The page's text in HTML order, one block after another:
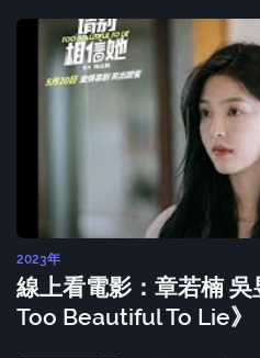
2023年
線上看電影：章若楠
Too Beautiful To Lie》